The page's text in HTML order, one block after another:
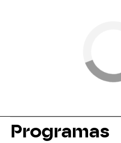
Programas